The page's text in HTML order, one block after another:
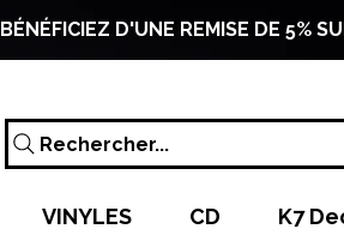
BÉNÉFICIEZ D'UNE REMISE DE 5%
Rechercher...
VINYLES CD K7